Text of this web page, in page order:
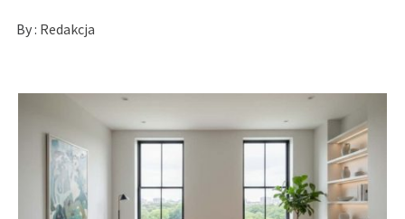
By : Redakcja